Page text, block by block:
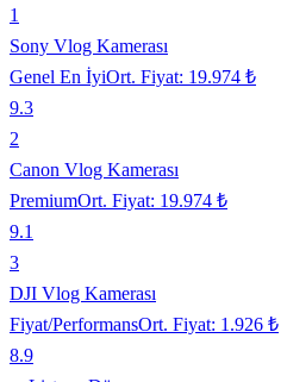
1
Sony Vlog Kamerası
Genel En İyiOrt. Fiyat: 19.974 ₺
9.3
2
Canon Vlog Kamerası
PremiumOrt. Fiyat: 19.974 ₺
9.1
3
DJI Vlog Kamerası
Fiyat/PerformansOrt. Fiyat: 1.926 ₺
8.9